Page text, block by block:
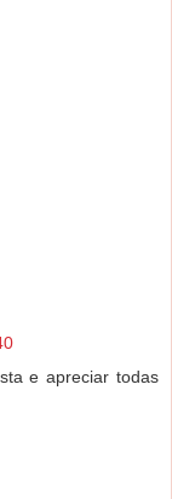
e apreciar todas